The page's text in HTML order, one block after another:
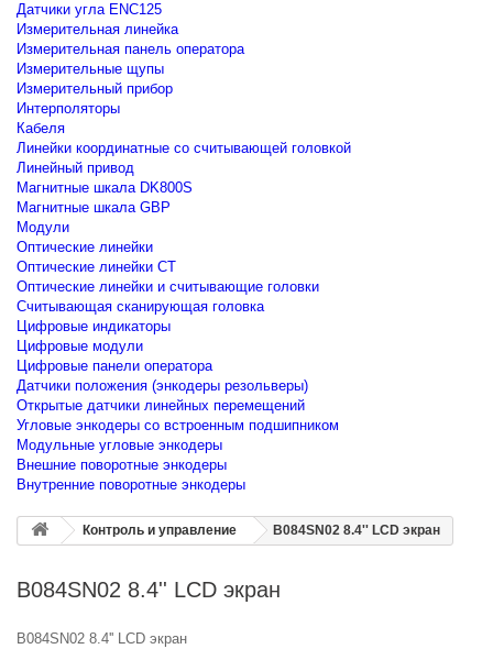
Датчики угла ENC125
Измерительная линейка
Измерительная панель оператора
Измерительные щупы
Измерительный прибор
Интерполяторы
Кабеля
Линейки координатные со считывающей головкой
Линейный привод
Магнитные шкала DK800S
Магнитные шкала GBP
Модули
Оптические линейки
Оптические линейки CT
Оптические линейки и считывающие головки
Считывающая сканирующая головка
Цифровые индикаторы
Цифровые модули
Цифровые панели оператора
Датчики положения (энкодеры резольверы)
Открытые датчики линейных перемещений
Угловые энкодеры со встроенным подшипником
Модульные угловые энкодеры
Внешние поворотные энкодеры
Внутренние поворотные энкодеры
Контроль и управление B084SN02 8.4'' LCD экран
B084SN02 8.4'' LCD экран
B084SN02 8.4'' LCD экран